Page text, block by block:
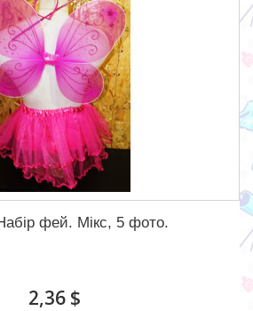
фей. Мікс, 5 фото.
2,36 $